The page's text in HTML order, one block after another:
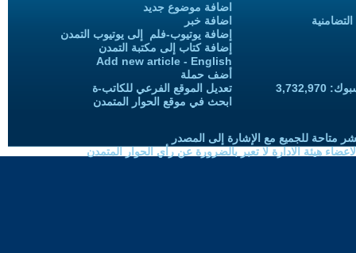
اضافة موضوع جديد
اضافة خبر
إضافة يوتيوب-فلم إلى يوتيوب التمدن
إضافة كتاب إلى مكتبة التمدن
Add new article - English
أضف حملة
تعديل الموقع الفرعي للكاتب-ة
ابحث في موقع الحوار المتمدن
متاحة للجميع مع الإشارة إلى المصدر
هيئة الادارة لا تعبر بالضرورة عن رأي الحوار المتمدن